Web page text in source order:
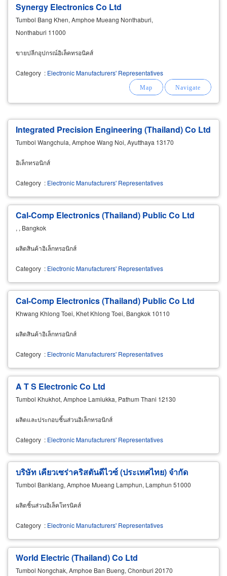
Synergy Electronics Co Ltd
Tumbol Bang Khen, Amphoe Mueang Nonthaburi,
Nonthaburi 11000
ขายปลีกอุปกรณ์อิเล็คทรอนิคส์
Category : Electronic Manufacturers' Representatives
Integrated Precision Engineering (Thailand) Co Ltd
Tumbol Wangchula, Amphoe Wang Noi, Ayutthaya 13170
อิเล็กทรอนิกส์
Category : Electronic Manufacturers' Representatives
Cal-Comp Electronics (Thailand) Public Co Ltd
, , Bangkok
ผลิตสินค้าอิเล็กทรอนิกส์
Category : Electronic Manufacturers' Representatives
Cal-Comp Electronics (Thailand) Public Co Ltd
Khwang Khlong Toei, Khet Khlong Toei, Bangkok 10110
ผลิตสินค้าอิเล็กทรอนิกส์
Category : Electronic Manufacturers' Representatives
A T S Electronic Co Ltd
Tumbol Khukhot, Amphoe Lamlukka, Pathum Thani 12130
ผลิตและประกอบชิ้นส่วนอิเล็กทรอนิกส์
Category : Electronic Manufacturers' Representatives
บริษัท เคียวเซร่าคริสตันดีไวซ์ (ประเทศไทย) จำกัด
Tumbol Banklang, Amphoe Mueang Lamphun, Lamphun 51000
ผลิตชิ้นส่วนอิเล็คโทรนิคส์
Category : Electronic Manufacturers' Representatives
World Electric (Thailand) Co Ltd
Tumbol Nongchak, Amphoe Ban Bueng, Chonburi 20170